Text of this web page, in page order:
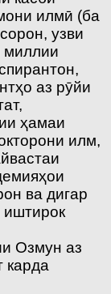
илмӣ (ба
узви
миллии
аз рӯйи
ҳамаи
илм,
ва дигар
иштирок
Озмун аз
карда